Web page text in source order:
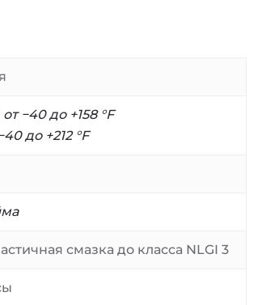
от −40 до +158 °F
до +212 °F
смазка до класса NLGI 3